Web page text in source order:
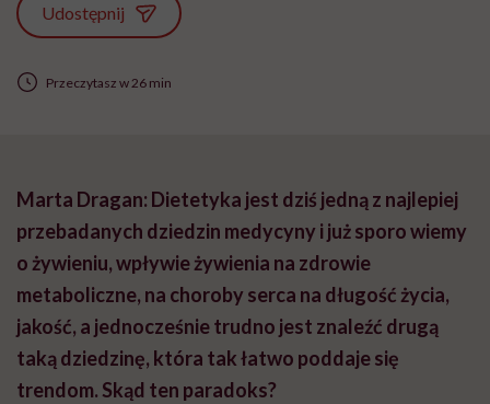
Udostępnij
Przeczytasz w 26 min
Marta Dragan: Dietetyka jest dziś jedną z najlepiej
przebadanych dziedzin medycyny i już sporo wiemy
o żywieniu, wpływie żywienia na zdrowie
metaboliczne, na choroby serca na długość życia,
jakość, a jednocześnie trudno jest znaleźć drugą
taką dziedzinę, która tak łatwo poddaje się
trendom. Skąd ten paradoks?